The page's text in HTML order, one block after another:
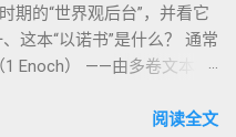
度，更是生活方式。 二、献
细描述五种祭： 燔祭
罪； 素祭 （minchah）：
针对无意之罪的遮盖； 赎愆
期的“世界观后台”，并看它
这本“以诺书”是什么？ 通常
1 Enoch） ——由多卷文本构
典之内（ 埃塞俄比亚正教
阅读全文